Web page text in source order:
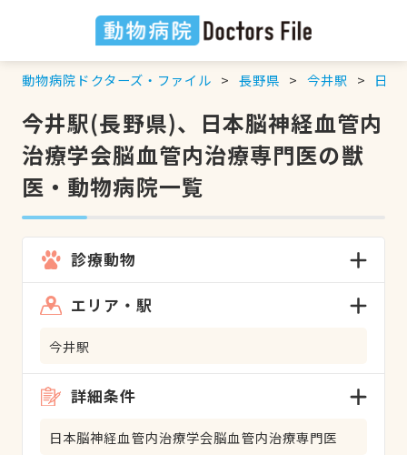
動物病院ドクターズ・ファイル 長野県 今井駅 日
今井駅(長野県)、日本脳神経血管内
治療学会脳血管内治療専門医の獣
医・動物病院一覧
診療動物
エリア・駅
今井駅
詳細条件
日本脳神経血管内治療学会脳血管内治療専門医